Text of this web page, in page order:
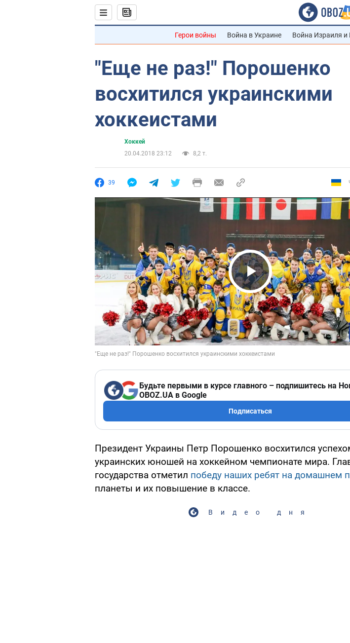
Герои войны Война в Украине Война Израиля и
"Еще не раз!" Порошенко
восхитился украинскими
хоккеистами
Хоккей
20.04.2018 23:12
8,2 т.
39
Play Video
Будьте первыми в курсе главного – подпишитесь на
OBOZ.UA в Google
Подписаться
Президент Украины Петр Порошенко восхитился
украинских юношей на хоккейном чемпионате мира.
государства отметил победу наших ребят на домашнем
планеты и их повышение в классе.
Видео дня